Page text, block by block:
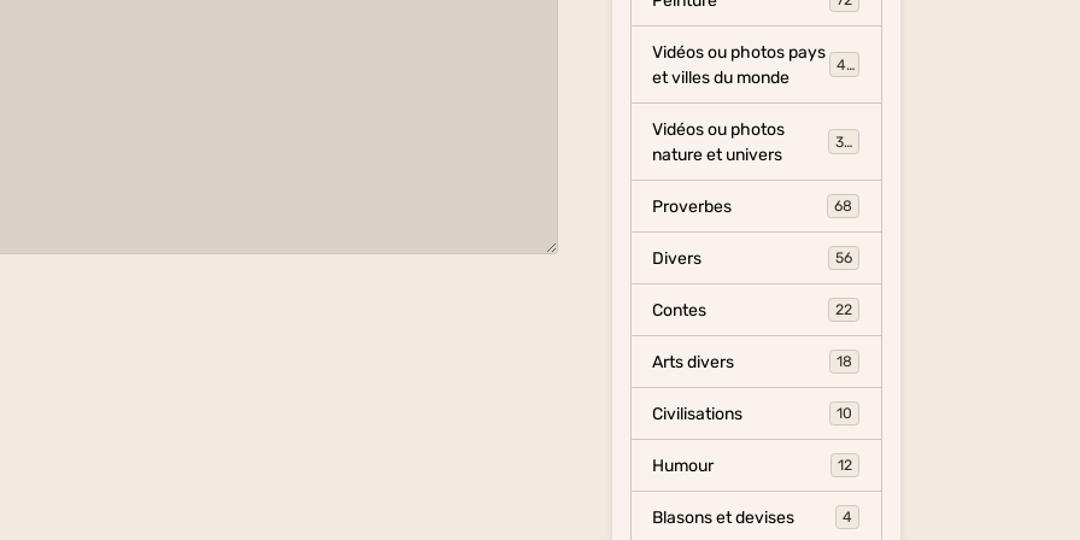
Vidéos ou photos pays
et villes du monde
454
Vidéos ou photos
nature et univers
325
Proverbes 68
Divers 56
Contes 22
Arts divers 18
Civilisations 10
Humour 12
Blasons et devises 4